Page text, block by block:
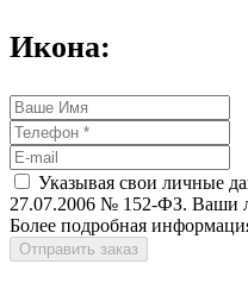
Икона:
Указывая свои личные
27.07.2006 № 152-ФЗ. Ваши
Более подробная
Отправить заказ